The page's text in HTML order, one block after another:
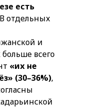
есть
В отдельных
и
всего
«их не
(30–36%),